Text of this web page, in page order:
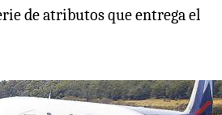
de atributos que entrega el